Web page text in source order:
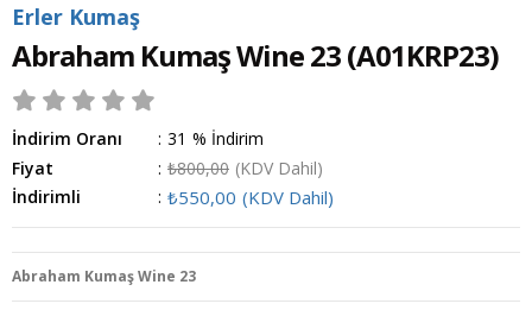
Erler Kumaş
Abraham Kumaş Wine 23(A01KRP23)
İndirim Oranı : %
31
İndirim
Fiyat
: ₺800,00 (KDV Dahil)
İndirimli
: ₺550,00 (KDV Dahil)
Abraham Kumaş Wine 23